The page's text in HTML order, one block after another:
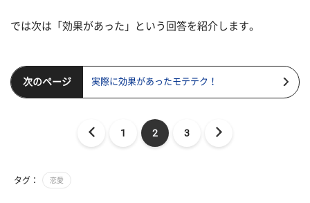
では次は「効果があった」という回答を紹介します。
次のページ 実際に効果があったモテテク！
1 2 3
タグ： 恋愛